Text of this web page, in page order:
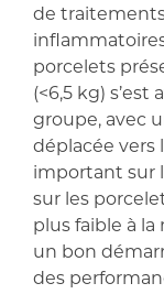
de
porcelets
(<6,5 kg) s’est
groupe, avec
déplacée vers
important sur
sur les
plus faible à la
un bon
des